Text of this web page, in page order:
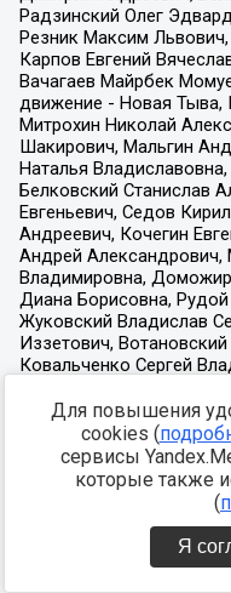
Для повышения
cookies (
сервисы
которые также
(
Я